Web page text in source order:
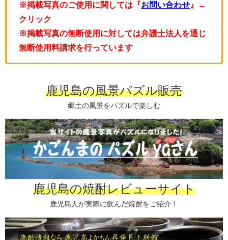
※掲載写真のご使用に関しては『お問い合わせ 』←
クリック
※掲載写真の無断使用に対しては弁護士法人を通じ
無断使用料請求を行っています
鹿児島の風景パズル販売
郷土の風景をパズルで楽しむ
鹿児島の焼酎レビューサイト
鹿児島人が実際に飲んだ焼酎をご紹介！